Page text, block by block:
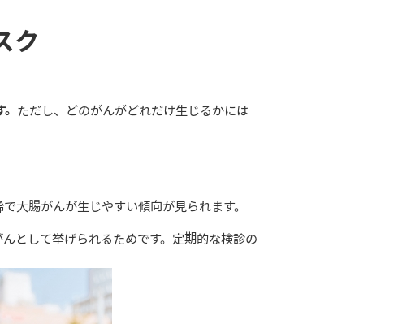
ク
ただし、どのがんがどれだけ生じるかには
大腸がんが生じやすい傾向が見られます。
として挙げられるためです。定期的な検診の